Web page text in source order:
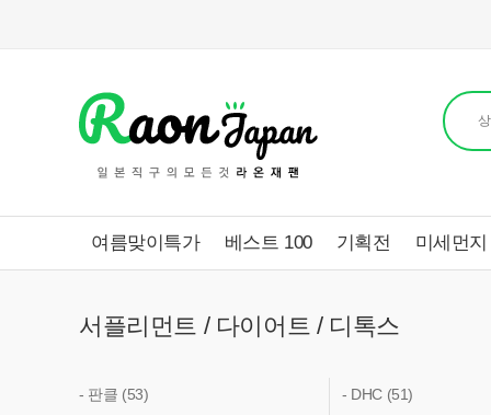
여름맞이특가 베스트 100 기획전 미세먼지
서플리먼트 / 다이어트 / 디톡스
- 판클 (53)
- DHC (51)